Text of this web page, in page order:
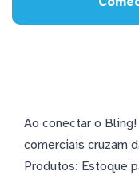
Ao conectar o
comerciais cruzam
Produtos: Estoque